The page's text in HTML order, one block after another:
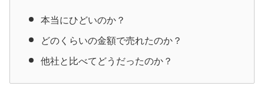
本当にひどいのか？
どのくらいの金額で売れたのか？
他社と比べてどうだったのか？